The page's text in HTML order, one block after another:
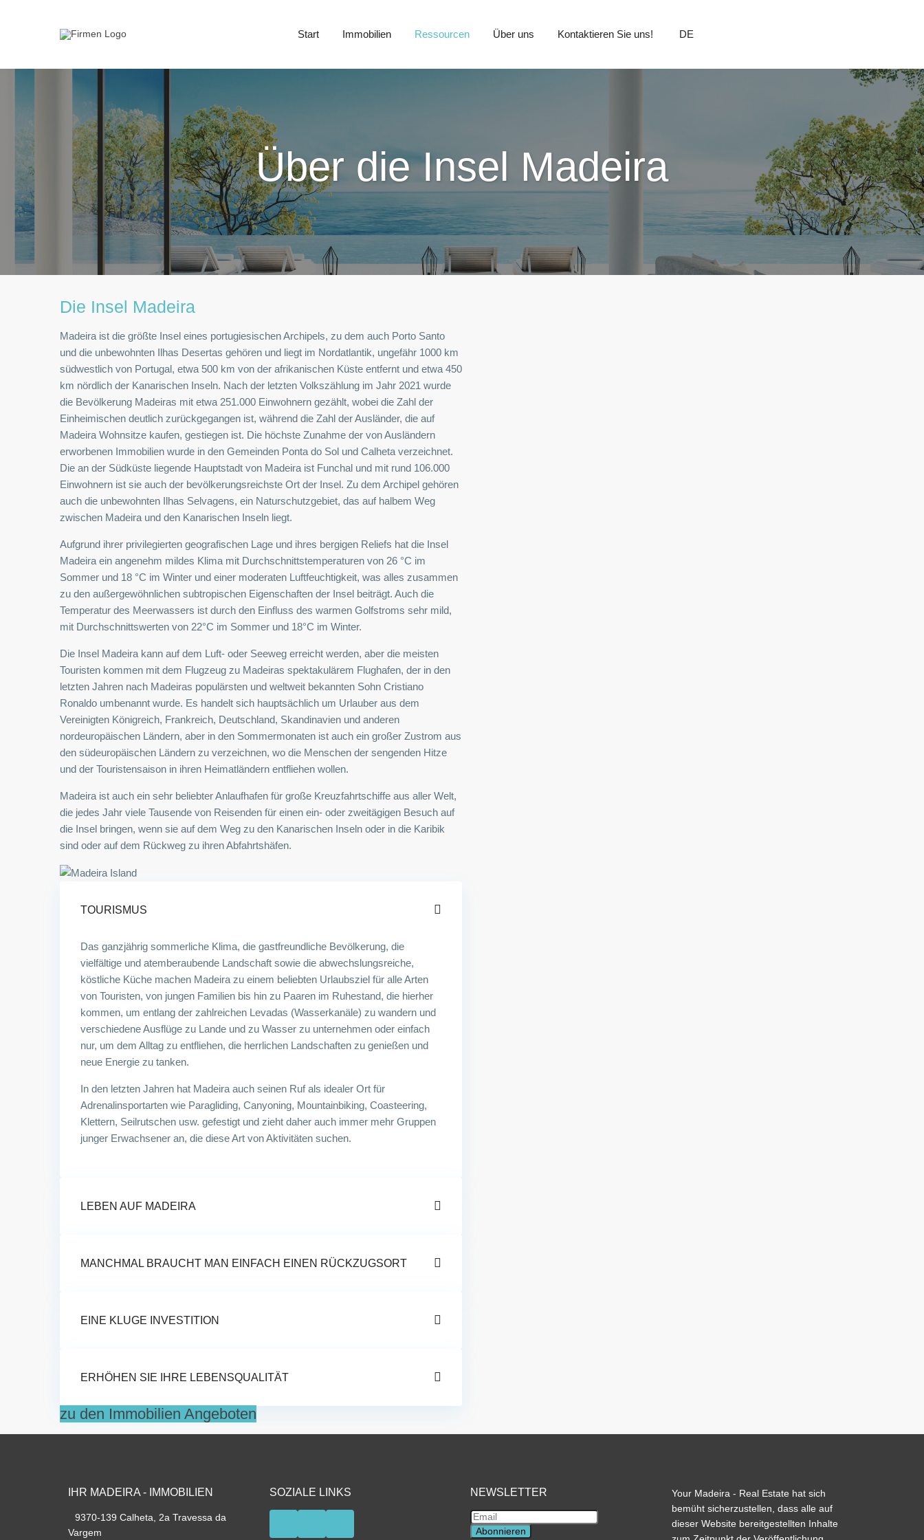
Start Immobilien Ressourcen Über uns Kontaktieren Sie uns! DE
Über die Insel Madeira
Die Insel Madeira
Madeira ist die größte Insel eines portugiesischen Archipels, zu dem auch Porto Santo
und die unbewohnten Ilhas Desertas gehören und liegt im Nordatlantik, ungefähr 1000 km
südwestlich von Portugal, etwa 500 km von der afrikanischen Küste entfernt und etwa 450
km nördlich der Kanarischen Inseln. Nach der letzten Volkszählung im Jahr 2021 wurde
die Bevölkerung Madeiras mit etwa 251.000 Einwohnern gezählt, wobei die Zahl der
Einheimischen deutlich zurückgegangen ist, während die Zahl der Ausländer, die auf
Madeira Wohnsitze kaufen, gestiegen ist. Die höchste Zunahme der von Ausländern
erworbenen Immobilien wurde in den Gemeinden Ponta do Sol und Calheta verzeichnet.
Die an der Südküste liegende Hauptstadt von Madeira ist Funchal und mit rund 106.000
Einwohnern ist sie auch der bevölkerungsreichste Ort der Insel. Zu dem Archipel gehören
auch die unbewohnten Ilhas Selvagens, ein Naturschutzgebiet, das auf halbem Weg
zwischen Madeira und den Kanarischen Inseln liegt.
Aufgrund ihrer privilegierten geografischen Lage und ihres bergigen Reliefs hat die Insel
Madeira ein angenehm mildes Klima mit Durchschnittstemperaturen von 26 °C im
Sommer und 18 °C im Winter und einer moderaten Luftfeuchtigkeit, was alles zusammen
zu den außergewöhnlichen subtropischen Eigenschaften der Insel beiträgt. Auch die
Temperatur des Meerwassers ist durch den Einfluss des warmen Golfstroms sehr mild,
mit Durchschnittswerten von 22°C im Sommer und 18°C im Winter.
Die Insel Madeira kann auf dem Luft- oder Seeweg erreicht werden, aber die meisten
Touristen kommen mit dem Flugzeug zu Madeiras spektakulärem Flughafen, der in den
letzten Jahren nach Madeiras populärsten und weltweit bekannten Sohn Cristiano
Ronaldo umbenannt wurde. Es handelt sich hauptsächlich um Urlauber aus dem
Vereinigten Königreich, Frankreich, Deutschland, Skandinavien und anderen
nordeuropäischen Ländern, aber in den Sommermonaten ist auch ein großer Zustrom aus
den südeuropäischen Ländern zu verzeichnen, wo die Menschen der sengenden Hitze
und der Touristensaison in ihren Heimatländern entfliehen wollen.
Madeira ist auch ein sehr beliebter Anlaufhafen für große Kreuzfahrtschiffe aus aller Welt,
die jedes Jahr viele Tausende von Reisenden für einen ein- oder zweitägigen Besuch auf
die Insel bringen, wenn sie auf dem Weg zu den Kanarischen Inseln oder in die Karibik
sind oder auf dem Rückweg zu ihren Abfahrtshäfen.
TOURISMUS
Das ganzjährig sommerliche Klima, die gastfreundliche Bevölkerung, die
vielfältige und atemberaubende Landschaft sowie die abwechslungsreiche,
köstliche Küche machen Madeira zu einem beliebten Urlaubsziel für alle Arten
von Touristen, von jungen Familien bis hin zu Paaren im Ruhestand, die hierher
kommen, um entlang der zahlreichen Levadas (Wasserkanäle) zu wandern und
verschiedene Ausflüge zu Lande und zu Wasser zu unternehmen oder einfach
nur, um dem Alltag zu entfliehen, die herrlichen Landschaften zu genießen und
neue Energie zu tanken.
In den letzten Jahren hat Madeira auch seinen Ruf als idealer Ort für
Adrenalinsportarten wie Paragliding, Canyoning, Mountainbiking, Coasteering,
Klettern, Seilrutschen usw. gefestigt und zieht daher auch immer mehr Gruppen
junger Erwachsener an, die diese Art von Aktivitäten suchen.
LEBEN AUF MADEIRA
MANCHMAL BRAUCHT MAN EINFACH EINEN RÜCKZUGSORT
EINE KLUGE INVESTITION
ERHÖHEN SIE IHRE LEBENSQUALITÄT
zu den Immobilien Angeboten
IHR MADEIRA - IMMOBILIEN
9370-139 Calheta, 2a Travessa da
Vargem
SOZIALE LINKS NEWSLETTER
Your Madeira - Real Estate hat sich
bemüht sicherzustellen, dass alle auf
dieser Website bereitgestellten Inhalte